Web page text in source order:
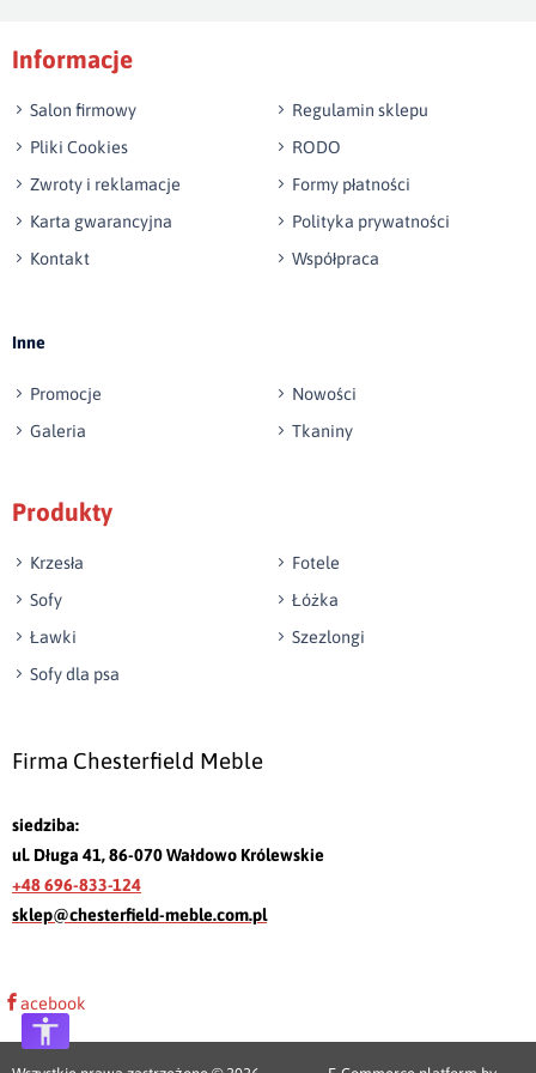
Wyślij opinię
Informacje
Salon firmowy
Regulamin sklepu
Pliki Cookies
RODO
Zwroty i reklamacje
Formy płatności
Karta gwarancyjna
Polityka prywatności
Kontakt
Współpraca
Inne
Promocje
Nowości
Galeria
Tkaniny
Produkty
Krzesła
Fotele
Sofy
Łóżka
Ławki
Szezlongi
Sofy dla psa
Firma Chesterfield Meble
siedziba:
ul. Długa 41, 86-070 Wałdowo Królewskie
+48 696-833-124
sklep@chesterfield-meble.com.pl
acebook